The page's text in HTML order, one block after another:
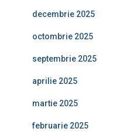
decembrie 2025
octombrie 2025
septembrie 2025
aprilie 2025
martie 2025
februarie 2025